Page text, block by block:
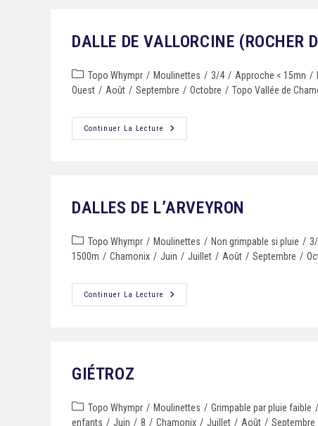
DALLE DE VALLORCINE (ROCHER
Topo Whympr / Moulinettes / 3/4 / Approche < 15mn /
Ouest / Août / Septembre / Octobre / Topo Vallée de
Continuer La Lecture
DALLES DE L’ARVEYRON
Topo Whympr / Moulinettes / Non grimpable si pluie /
1500m / Chamonix / Juin / Juillet / Août / Septembre /
Continuer La Lecture
GIÉTROZ
Topo Whympr / Moulinettes / Grimpable par pluie faible /
enfants / Juin / 8 / Chamonix / Juillet / Août / Septembre